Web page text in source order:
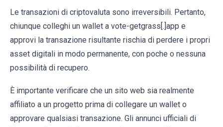
Le transazioni di criptovaluta sono irreversibili. Pertanto,
chiunque colleghi un wallet a vote-getgrass[.]app e
approvi la transazione risultante rischia di perdere i propri
asset digitali in modo permanente, con poche o nessuna
possibilità di recupero.
È importante verificare che un sito web sia realmente
affiliato a un progetto prima di collegare un wallet o
approvare qualsiasi transazione. Gli annunci ufficiali di